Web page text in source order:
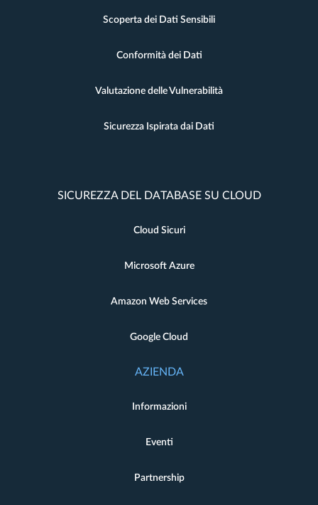
Scoperta dei Dati Sensibili
Conformità dei Dati
Valutazione delle Vulnerabilità
Sicurezza Ispirata dai Dati
SICUREZZA DEL DATABASE SU CLOUD
Cloud Sicuri
Microsoft Azure
Amazon Web Services
Google Cloud
AZIENDA
Informazioni
Eventi
Partnership